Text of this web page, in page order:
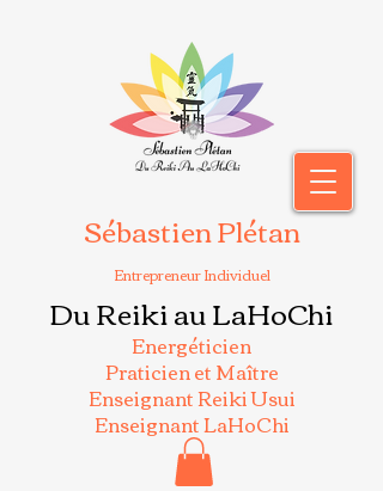
Sébastien Plétan
Entrepreneur Individuel
Du Reiki au LaHoChi
Energéticien
Praticien et Maître
Enseignant Reiki Usui
Enseignant LaHoChi